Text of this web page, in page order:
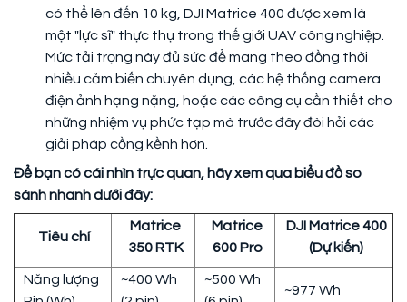
có thể lên đến 10 kg, DJI Matrice 400 được xem là
một "lực sĩ" thực thụ trong thế giới UAV công nghiệp.
Mức tải trọng này đủ sức để mang theo đồng thời
nhiều cảm biến chuyên dụng, các hệ thống camera
điện ảnh hạng nặng, hoặc các công cụ cần thiết cho
những nhiệm vụ phức tạp mà trước đây đòi hỏi các
giải pháp cồng kềnh hơn.
Để bạn có cái nhìn trực quan, hãy xem qua biểu đồ so
sánh nhanh dưới đây:
Tiêu chí
Matrice
350 RTK
Matrice
600 Pro
DJI Matrice 400
(Dự kiến)
Năng lượng
~400 Wh
~500 Wh
~977 Wh